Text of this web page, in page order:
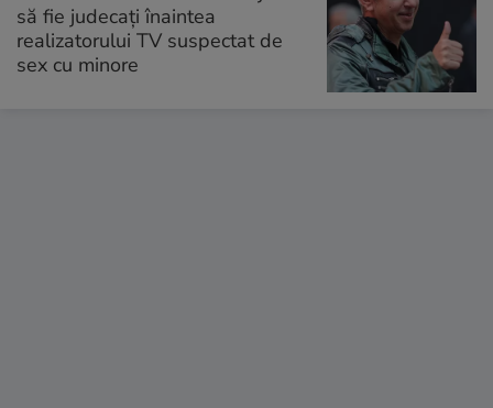
să fie judecați înaintea
realizatorului TV suspectat de
sex cu minore